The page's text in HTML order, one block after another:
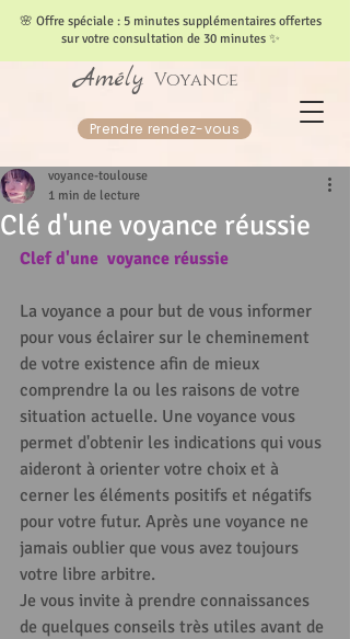
Amély Voyance
Prendre rendez-vous
​🌸 Offre spéciale : 5 minutes supplémentaires offertes
sur votre consultation de 30 minutes ✨
Clé d'une voyance réussie
voyance-toulouse
1 min de lecture
Clef d'une  voyance réussie
La voyance a pour but de vous informer
pour vous éclairer sur le cheminement
de votre existence afin de mieux
comprendre la ou les raisons de votre
situation actuelle. Une voyance vous
permet d'obtenir les indications qui vous
aideront à orienter votre choix et à
cerner les éléments positifs et négatifs
pour votre futur. Après une voyance ne
jamais oublier que vous avez toujours
votre libre arbitre.
Je vous invite à prendre connaissances
de quelques conseils très utiles avant de